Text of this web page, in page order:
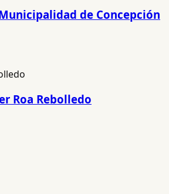
de Concepción
Roa Rebolledo